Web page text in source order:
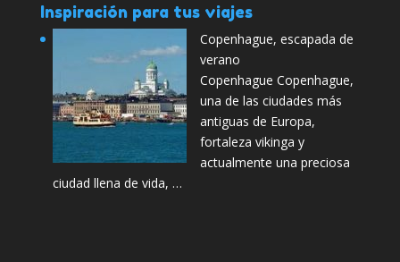
Inspiración para tus viajes
Copenhague, escapada de
verano
Copenhague Copenhague,
una de las ciudades más
antiguas de Europa,
fortaleza vikinga y
actualmente una preciosa
ciudad llena de vida, …